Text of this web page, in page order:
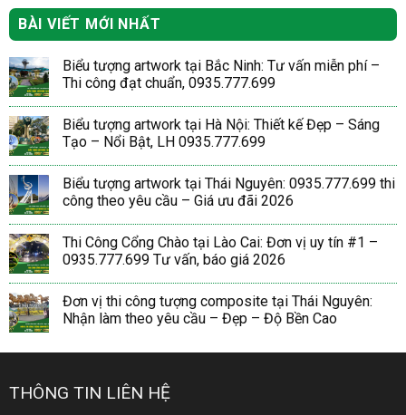
BÀI VIẾT MỚI NHẤT
Biểu tượng artwork tại Bắc Ninh: Tư vấn miễn phí –
Thi công đạt chuẩn, 0935.777.699
Biểu tượng artwork tại Hà Nội: Thiết kế Đẹp – Sáng
Tạo – Nổi Bật, LH 0935.777.699
Biểu tượng artwork tại Thái Nguyên: 0935.777.699 thi
công theo yêu cầu – Giá ưu đãi 2026
Thi Công Cổng Chào tại Lào Cai: Đơn vị uy tín #1 –
0935.777.699 Tư vấn, báo giá 2026
Đơn vị thi công tượng composite tại Thái Nguyên:
Nhận làm theo yêu cầu – Đẹp – Độ Bền Cao
THÔNG TIN LIÊN HỆ